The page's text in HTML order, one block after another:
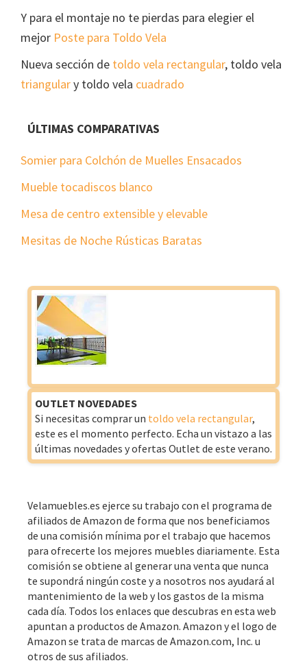
Y para el montaje no te pierdas para elegier el
mejor Poste para Toldo Vela
Nueva sección de toldo vela rectangular, toldo vela
triangulary toldo vela cuadrado
ÚLTIMAS COMPARATIVAS
Somier para Colchón de Muelles Ensacados
Mueble tocadiscos blanco
Mesa de centro extensible y elevable
Mesitas de Noche Rústicas Baratas
OUTLET NOVEDADES
Si necesitas comprar un toldo vela rectangular,
este es el momento perfecto. Echa un vistazo a las
últimas novedades y ofertas Outlet de este verano.
Velamuebles.es ejerce su trabajo con el programa de
afiliados de Amazon de forma que nos beneficiamos
de una comisión mínima por el trabajo que hacemos
para ofrecerte los mejores muebles diariamente. Esta
comisión se obtiene al generar una venta que nunca
te supondrá ningún coste y a nosotros nos ayudará al
mantenimiento de la web y los gastos de la misma
cada día. Todos los enlaces que descubras en esta web
apuntan a productos de Amazon. Amazon y el logo de
Amazon se trata de marcas de Amazon.com, Inc. u
otros de sus afiliados.